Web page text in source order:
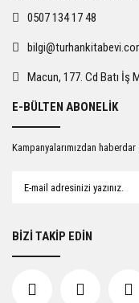
Ürün fiyatı diğer
0507 134 17 48
Macun, 177. Cd Batı İş
E-BÜLTEN ABONELİK
Kampanyalarımızdan
BİZİ TAKİP EDİN